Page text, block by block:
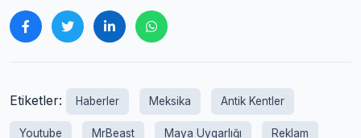
Etiketler: Haberler Meksika Antik Kentler
Youtube MrBeast Maya Uygarlığı Reklam